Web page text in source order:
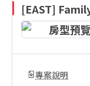
[EAST]
d Type
專案說明